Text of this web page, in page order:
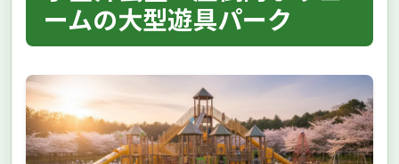
ームの大型遊具パーク